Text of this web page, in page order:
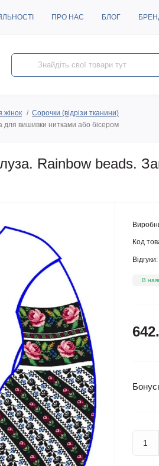
ПРО НАС БЛОГ
жінок
Сорочки (відрізи тканини)
вишивки нитками або бісером
Rainbow beads.
Код
Відгуки:
В